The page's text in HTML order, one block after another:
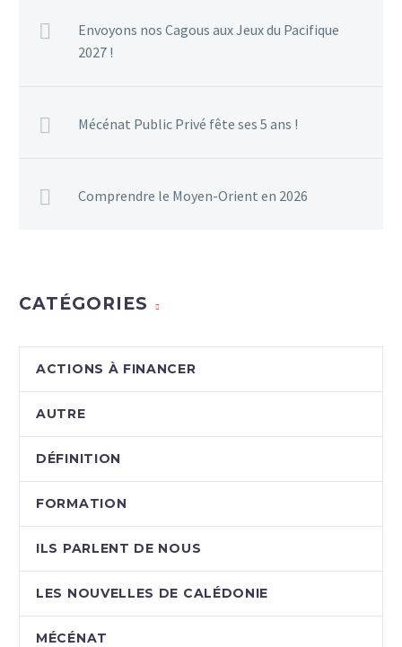
Envoyons nos Cagous aux Jeux du Pacifique
2027 !
Mécénat Public Privé fête ses 5 ans !
Comprendre le Moyen-Orient en 2026
CATÉGORIES
ACTIONS À FINANCER
AUTRE
DÉFINITION
FORMATION
ILS PARLENT DE NOUS
LES NOUVELLES DE CALÉDONIE
MÉCÉNAT